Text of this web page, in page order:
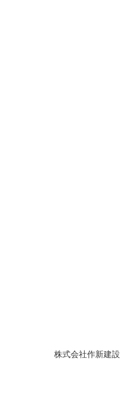
株式会社作新建設